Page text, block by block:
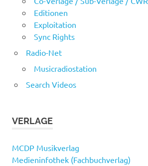
Editionen
Exploitation
Sync Rights
Radio-Net
Musicradiostation
Search Videos
VERLAGE
MCDP Musikverlag
Medieninfothek (Fachbuchverlag)